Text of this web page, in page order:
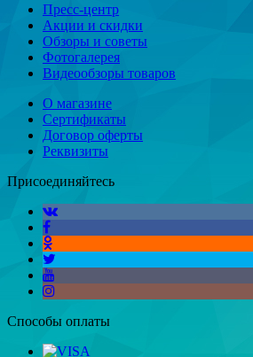
Пресс-центр
Акции и скидки
Обзоры и советы
Фотогалерея
Видеообзоры товаров
О магазине
Сертификаты
Договор оферты
Реквизиты
Присоединяйтесь
Способы оплаты